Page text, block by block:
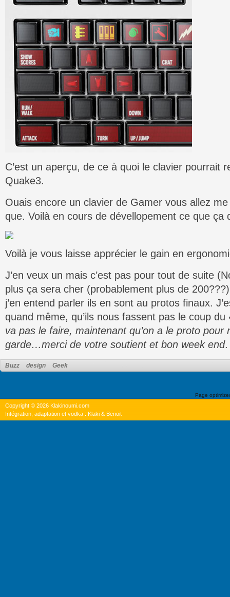
C’est un aperçu, de ce à quoi le clavier pourrait
Quake3.
Ouais encore un clavier de Gamer vous allez
que. Voilà en cours de dévellopement ce que ça
Voilà je vous laisse apprécier le gain en
J’en veux un mais c’est pas pour tout de suite
plus ça sera cher (probablement plus de
j’en entend parler ils en sont au protos finaux.
quand même, qu’ils nous fassent pas le coup
va pas le faire, maintenant qu’on a le proto pour
garde…merci de votre soutient et bon week end.
Buzz design Geek
Page
Copyright © 2026 Klakinoumi.com
Intégration, adaptation et vodka : Klaki & Benoit